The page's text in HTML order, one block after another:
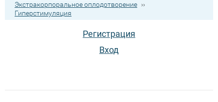
Экстракорпоральное оплодотворение ››
Гиперстимуляция
Регистрация
Вход